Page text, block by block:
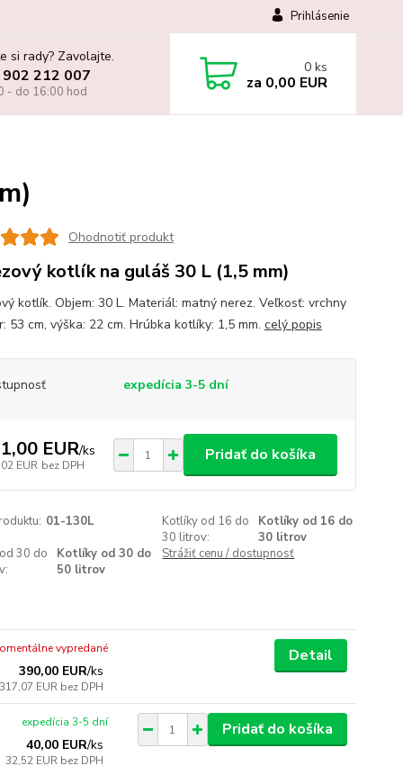
Prihlásenie
si rady? Zavolajte.
212 007
- do 16:00 hod
0 ks
za 0,00 EUR
Ohodnotiť produkt
kotlík na guláš 30 L (1,5 mm)
kotlík. Objem: 30 L. Materiál: matný nerez. Veľkosť: vrchny
53 cm, výška: 22 cm. Hrúbka kotlíky: 1,5 mm. celý popis
expedícia 3-5 dní
EUR/ks
EUR bez DPH
Pridať do košíka
01-130L
Kotlíky od 16 do
30 litrov:
Kotlíky od 16 do
30 litrov
30 do
Kotlíky od 30 do
50 litrov
Strážiť cenu / dostupnosť
390,00 EUR/ks
317,07 EUR bez DPH
vypredané Detail
40,00 EUR/ks
32,52 EUR bez DPH
expedícia 3-5 dní Pridať do košíka